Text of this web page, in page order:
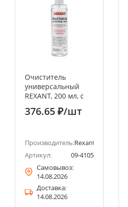
Очиститель
универсальный
REXANT, 200 мл, с
распылителем
(Абсолютированный
376.65 ₽/шт
Производитель:Rexant
Артикул:
09-4105
Самовывоз:
14.08.2026
Доставка:
14.08.2026